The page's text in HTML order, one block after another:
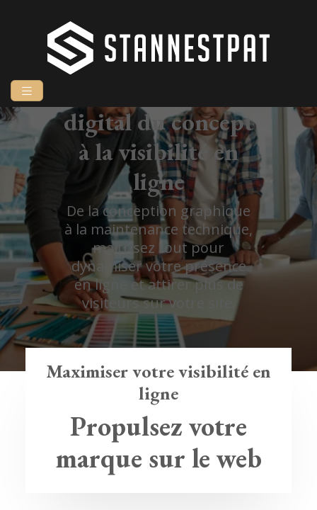
Projet digital
digital du concept
à la visibilité en
ligne
De la conception graphique
à la maintenance technique,
maîtrisez tout pour
dynamiser votre présence
en ligne et attirer plus de
visiteurs sur votre site.
Maximiser votre visibilité en
ligne
Propulsez votre
marque sur le web